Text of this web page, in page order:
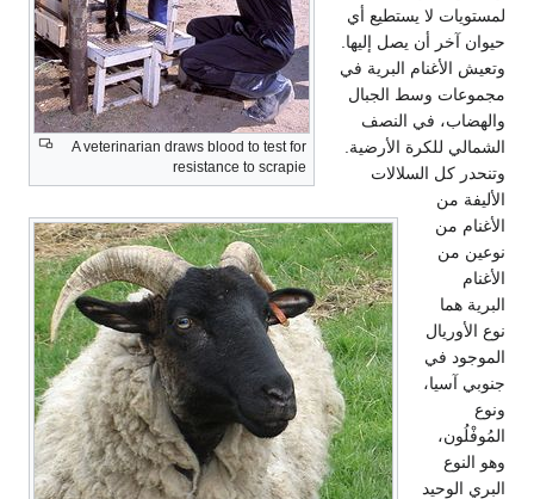
A veterinarian draws blood to test for
resistance to scrapie
لمستويات لا يستطيع أي
حيوان آخر أن يصل إليها.
وتعيش الأغنام البرية في
مجموعات وسط الجبال
والهضاب، في النصف
الشمالي للكرة الأرضية.
وتنحدر كل السلالات
الأليفة من
الأغنام من
نوعين من
الأغنام
البرية هما
نوع الأوريال
الموجود في
جنوبي آسيا،
ونوع
المُوفْلُون،
وهو النوع
البري الوحيد